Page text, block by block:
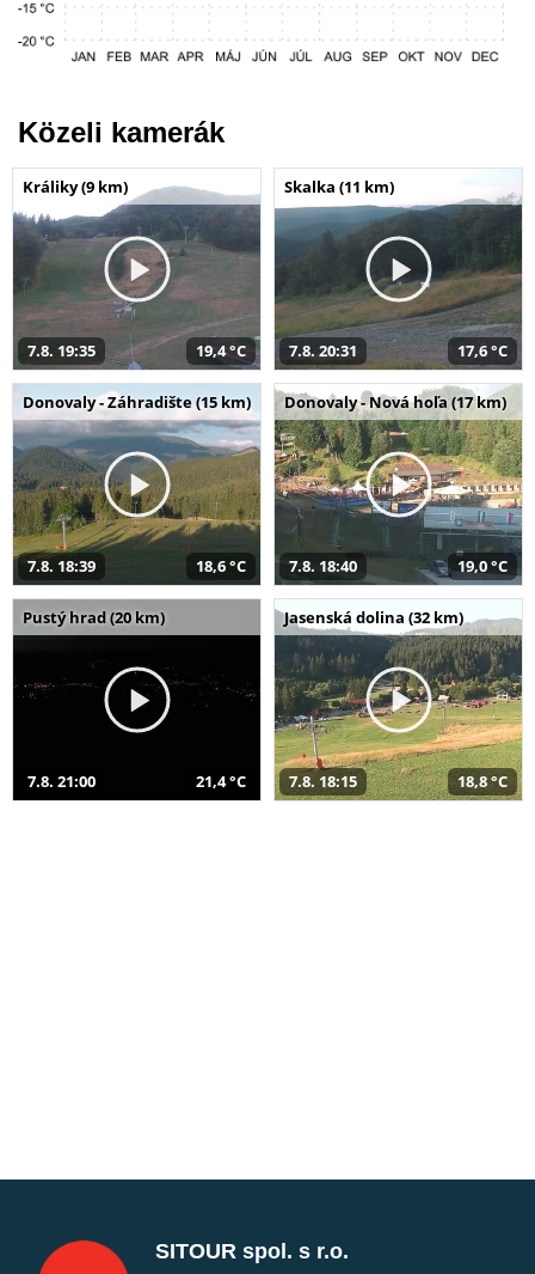
Közeli kamerák
Králiky (9 km)
7.8. 19:35 19,4 °C
Skalka (11 km)
7.8. 20:31 17,6 °C
Donovaly - Záhradište (15 km)
7.8. 18:39 18,6 °C
Donovaly - Nová hoľa (17 km)
7.8. 18:40 19,0 °C
Pustý hrad (20 km)
7.8. 21:00 21,4 °C
Jasenská dolina (32 km)
7.8. 18:15 18,8 °C
SITOUR spol. s r.o.